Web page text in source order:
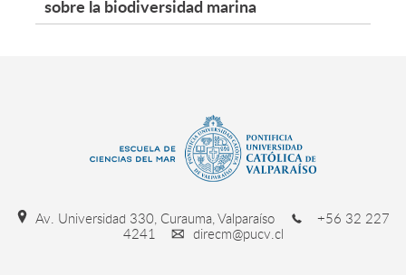
sobre la biodiversidad marina
Av. Universidad 330, Curauma, Valparaíso
+56 32 227
4241
direcm@pucv.cl